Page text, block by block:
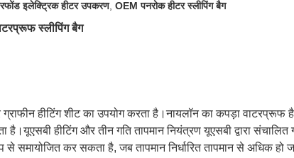
इलेक्ट्रिक हीटर उपकरण, OEM पनरोक हीटर स्लीपिंग बैग
स्लीपिंग बैग
हीटिंग शीट का उपयोग करता है।नायलॉन का कपड़ा
हीटिंग और तीन गति तापमान नियंत्रण यूएसबी द्वारा संचालित
कर सकता है, जब तापमान निर्धारित तापमान से अधिक हो